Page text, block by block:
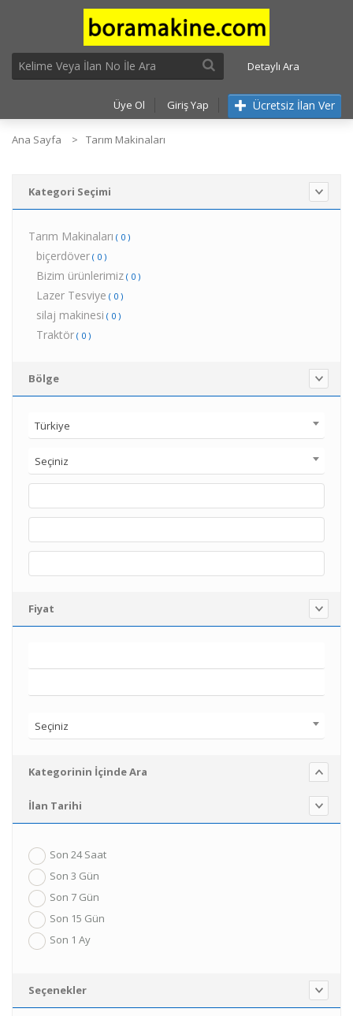
Detaylı Ara
Üye Ol Giriş Yap Ücretsiz İlan Ver
Ana Sayfa Tarım Makinaları
Kategori Seçimi
Tarım Makinaları ( 0 )
biçerdöver ( 0 )
Bizim ürünlerimiz ( 0 )
Lazer Tesviye ( 0 )
silaj makinesi ( 0 )
Traktör ( 0 )
Bölge
Türkiye
Seçiniz
Fiyat
Seçiniz
Kategorinin İçinde Ara
İlan Tarihi
Son 24 Saat
Son 3 Gün
Son 7 Gün
Son 15 Gün
Son 1 Ay
Seçenekler